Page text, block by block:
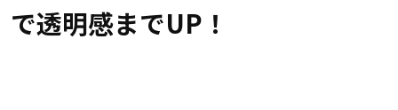
で透明感までUP！